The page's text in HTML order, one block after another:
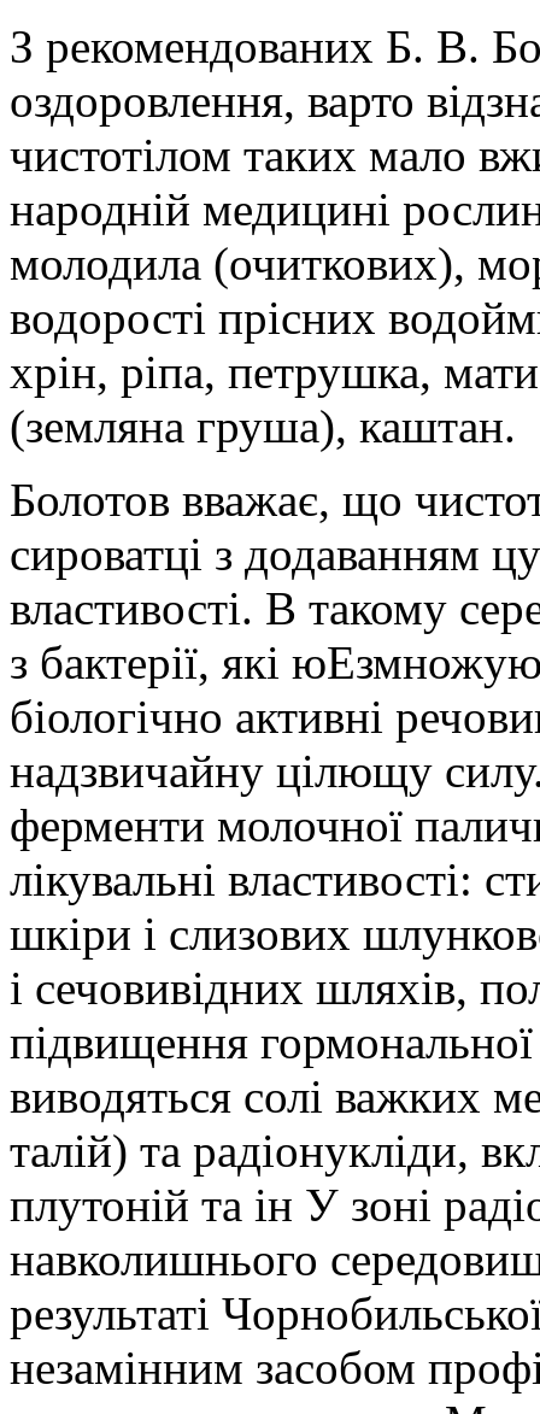
З рекомендованих Б. В.
оздоровлення, варто
чистотілом таких мало
народній медицині
молодила (очиткових),
водорості прісних
хрін, ріпа, петрушка,
(земляна груша), каштан.
Болотов вважає, що
сироватці з додаванням
властивості. В такому
з бактерії, які
біологічно активні
надзвичайну цілющу
ферменти молочної
лікувальні
шкіри і слизових
і сечовивідних шляхів,
підвищення
виводяться солі важких
талій) та радіонукліди,
плутоній та ін У зоні
навколишнього
результаті
незамінним засобом